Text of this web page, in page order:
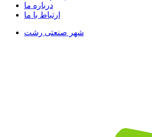
درباره ما
ارتباط با ما
شهر صنعتی رشت